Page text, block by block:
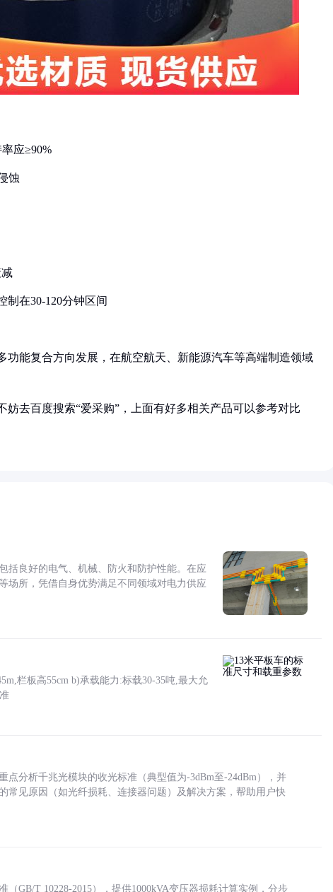
应≥90%
蚀
制在30-120分钟区间
功能复合方向发展，在航空航天、新能源汽车等高端制造领域
去百度搜索“爱采购”，上面有好多相关产品可以参考对比
括良好的电气、机械、防火和防护性能。在应
场所，凭借自身优势满足不同领域对电力供应
栏板高55cm b)承载能力:标载30-35吨,最大允
分析千兆光模块的收光标准（典型值为-3dBm至-24dBm），并
常见原因（如光纤损耗、连接器问题）及解决方案，帮助用户快
GB/T 10228-2015），提供1000kVA变压器损耗计算实例，分步